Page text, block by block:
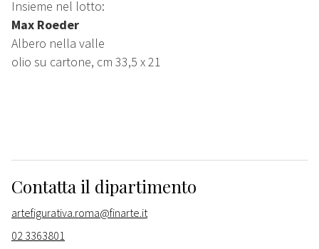
Insieme nel lotto:
Max Roeder
Albero nella valle
olio su cartone, cm 33,5 x 21
Contatta il dipartimento
artefigurativa.roma@finarte.it
02 3363801